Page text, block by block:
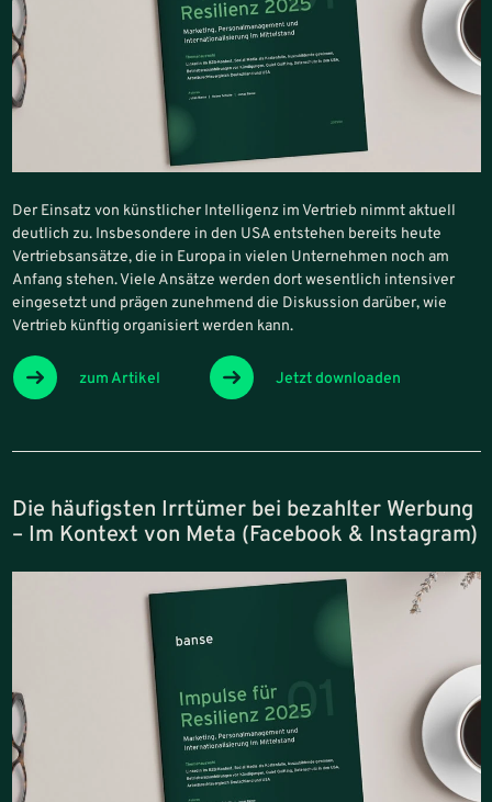
Der Einsatz von künstlicher Intelligenz im Vertrieb nimmt aktuell
deutlich zu. Insbesondere in den USA entstehen bereits heute
Vertriebsansätze, die in Europa in vielen Unternehmen noch am
Anfang stehen. Viele Ansätze werden dort wesentlich intensiver
eingesetzt und prägen zunehmend die Diskussion darüber, wie
Vertrieb künftig organisiert werden kann.
zum Artikel Jetzt downloaden
Die häufigsten Irrtümer bei bezahlter Werbung
– Im Kontext von Meta (Facebook & Instagram)